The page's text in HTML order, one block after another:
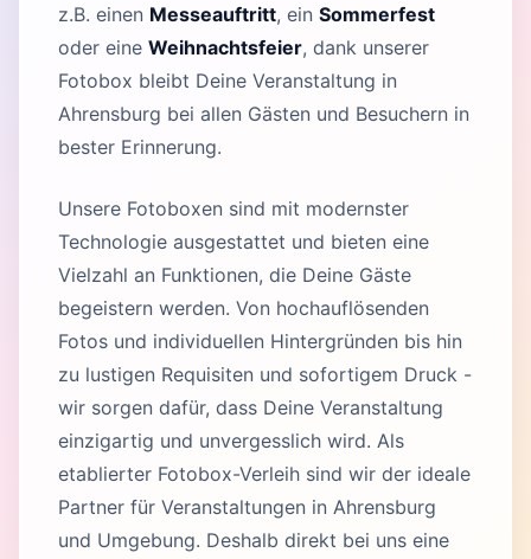
z.B. einen Messeauftritt, ein Sommerfest
oder eine Weihnachtsfeier, dank unserer
Fotobox bleibt Deine Veranstaltung in
Ahrensburg bei allen Gästen und Besuchern in
bester Erinnerung.
Unsere Fotoboxen sind mit modernster
Technologie ausgestattet und bieten eine
Vielzahl an Funktionen, die Deine Gäste
begeistern werden. Von hochauflösenden
Fotos und individuellen Hintergründen bis hin
zu lustigen Requisiten und sofortigem Druck -
wir sorgen dafür, dass Deine Veranstaltung
einzigartig und unvergesslich wird. Als
etablierter Fotobox-Verleih sind wir der ideale
Partner für Veranstaltungen in Ahrensburg
und Umgebung. Deshalb direkt bei uns eine